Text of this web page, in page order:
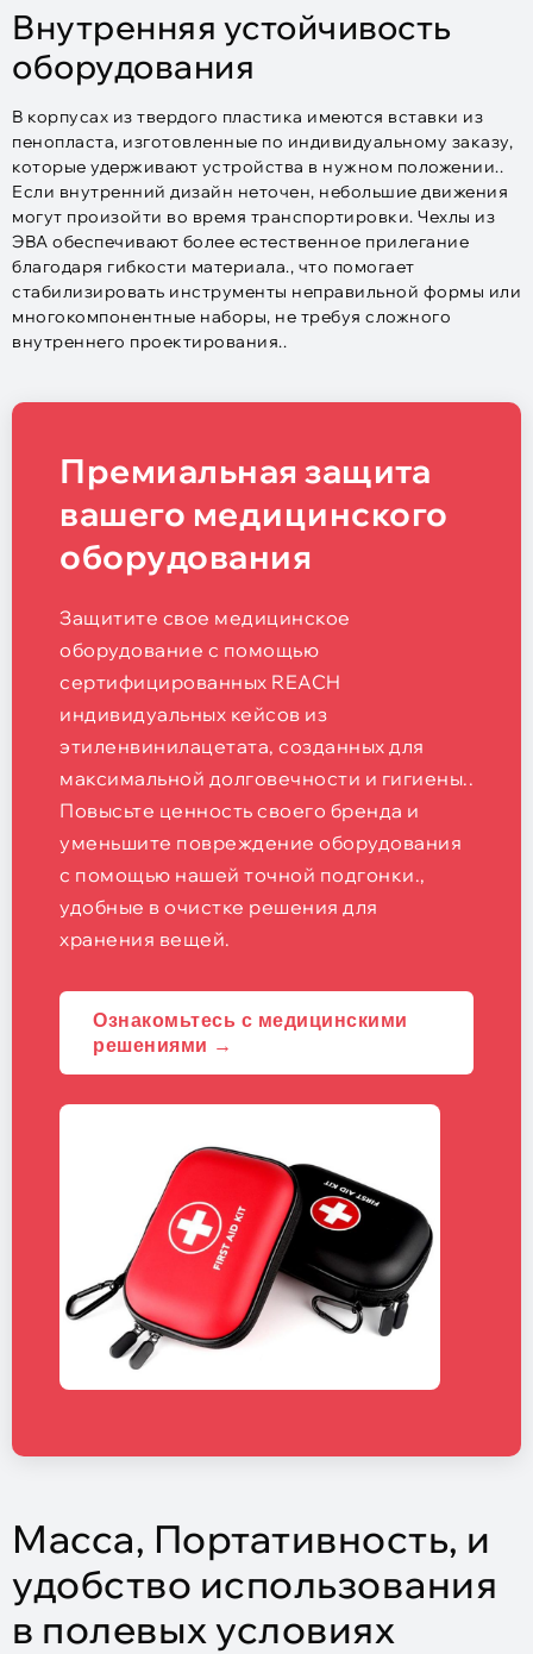
Внутренняя устойчивость
оборудования
В корпусах из твердого пластика имеются вставки из
пенопласта, изготовленные по индивидуальному заказу,
которые удерживают устройства в нужном положении..
Если внутренний дизайн неточен, небольшие движения
могут произойти во время транспортировки. Чехлы из
ЭВА обеспечивают более естественное прилегание
благодаря гибкости материала., что помогает
стабилизировать инструменты неправильной формы или
многокомпонентные наборы, не требуя сложного
внутреннего проектирования..
Премиальная защита
вашего медицинского
оборудования
Защитите свое медицинское
оборудование с помощью
сертифицированных REACH
индивидуальных кейсов из
этиленвинилацетата, созданных для
максимальной долговечности и гигиены..
Повысьте ценность своего бренда и
уменьшите повреждение оборудования
с помощью нашей точной подгонки.,
удобные в очистке решения для
хранения вещей.
Ознакомьтесь с медицинскими
решениями →
Масса, Портативность, и
удобство использования
в полевых условиях